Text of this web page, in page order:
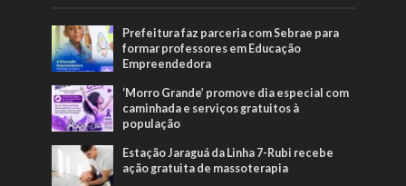
Prefeitura faz parceria com Sebrae para
formar professores em Educação
Empreendedora
‘Morro Grande’ promove dia especial com
caminhada e serviços gratuitos à
população
Estação Jaraguá da Linha 7-Rubi recebe
ação gratuita de massoterapia